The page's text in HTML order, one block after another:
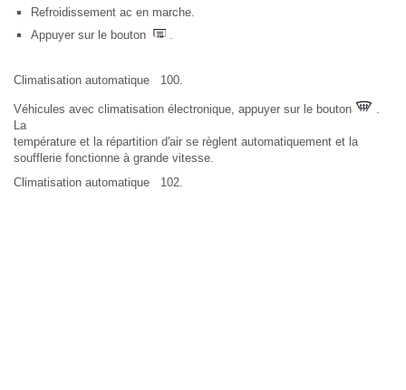
Refroidissement ac en marche.
Appuyer sur le bouton
.
Climatisation automatique 100.
Véhicules avec climatisation électronique, appuyer sur le bouton
.
La
température et la répartition d'air se règlent automatiquement et la
soufflerie fonctionne à grande vitesse.
Climatisation automatique 102.